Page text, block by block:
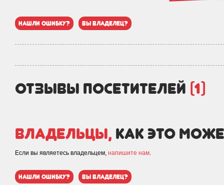
нашли ошибку? вы владелец?
отзывы посетителей (1)
Владельцы, как это
Если вы являетесь владельцем, напишите нам.
нашли ошибку? вы владелец?